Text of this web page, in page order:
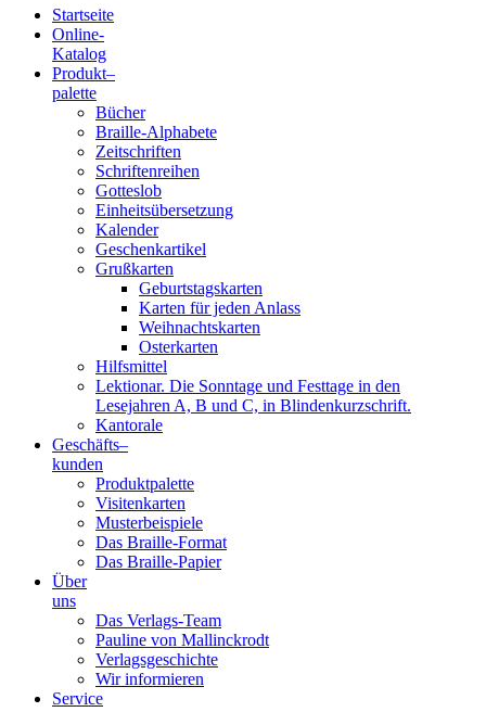
Blindenschrift-
Verlag
Druckerei
gGmbH
Startseite
Online-
Katalog
Produkt–
palette
Bücher
Braille-Alphabete
Zeitschriften
Schriftenreihen
Gotteslob
Einheitsübersetzung
Kalender
Geschenkartikel
Grußkarten
Geburtstagskarten
Karten für jeden Anlass
Weihnachtskarten
Osterkarten
Hilfsmittel
Lektionar. Die Sonntage und Festtage in den
Lesejahren A, B und C, in Blindenkurzschrift.
Kantorale
Geschäfts­–
kunden
Produktpalette
Visitenkarten
Musterbeispiele
Das Braille-Format
Das Braille-Papier
Über
uns
Das Verlags-Team
Pauline von Mallinckrodt
Verlagsgeschichte
Wir informieren
Service